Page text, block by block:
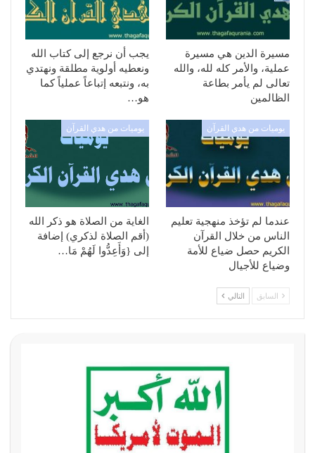
مسيرة الدين هي مسيرة
عملية، والأمر كله لله، والله
تعالى لم يأمر بطاعة
الظالمين
يجب أن نرجع إلى كتاب الله
ونعطيه أولوية مطلقة ونهتدي
به، ونتبعه إتباعاً عملياً كما
هو…
يوميات من هدي القرآن
عندما لم تؤخذ منهجية تعليم
الناس من خلال القرآن
الكريم حصل ضياع للأمة
وضياع للأجيال
يوميات من هدي القرآن
الغاية من الصلاة هو ذكر الله
(أقم الصلاة لذكري) إضافة
إلى {وَأَعِدُّوا لَهُمْ مَا…
السابق التالي